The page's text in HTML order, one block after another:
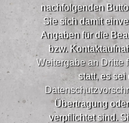
nachfolgenden
Sie sich damit
Angaben für die
bzw.
Weitergabe an Dritte
statt, es
Übertragung
verpflichtet sind.